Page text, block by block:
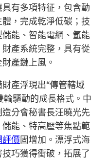
有多項特征，包含動
，完成乾淨低碳；技
能、智能電網、氫能
產系統完整，具有從
產鏈上風。
產浮現出“傳管轄域
輪驅動的成長格式。中
分會秘書長汪曉光先
能、特高壓等焦點範
評價固增加。漂浮式海
巧獲得衝破，拓展了